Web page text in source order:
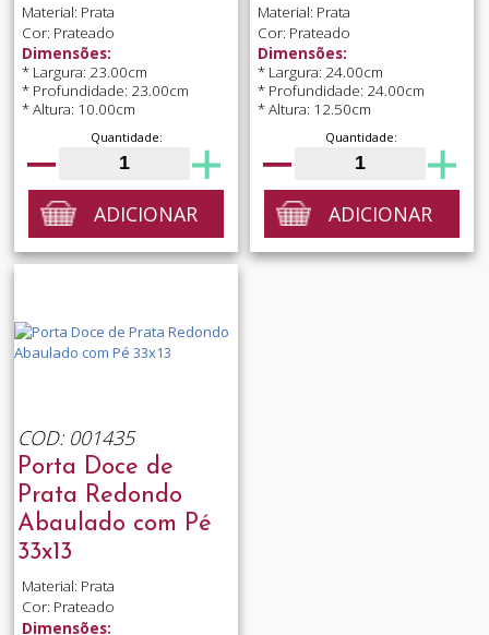
Material: Prata
Cor: Prateado
Dimensões:
* Largura: 23.00cm
* Profundidade: 23.00cm
* Altura: 10.00cm
Quantidade:
ADICIONAR
Material: Prata
Cor: Prateado
Dimensões:
* Largura: 24.00cm
* Profundidade: 24.00cm
* Altura: 12.50cm
Quantidade:
ADICIONAR
COD: 001435
Porta Doce de
Prata Redondo
Abaulado com Pé
33x13
Material: Prata
Cor: Prateado
Dimensões: